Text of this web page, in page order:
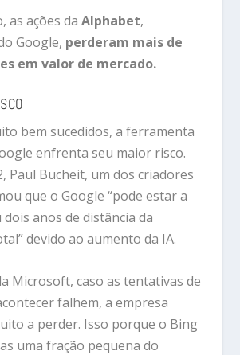
as ações daAlphabet,
Google, perderam mais de
em valor de mercado.
bem sucedidos, a ferramenta
enfrenta seu maior risco.
Paul Bucheit, um dos criadores
que o Google “pode estar a
anos de distância da
devido ao aumento da IA.
Microsoft, caso as tentativas de
falhem, a empresa
a perder. Isso porque o Bing
uma fração pequena do